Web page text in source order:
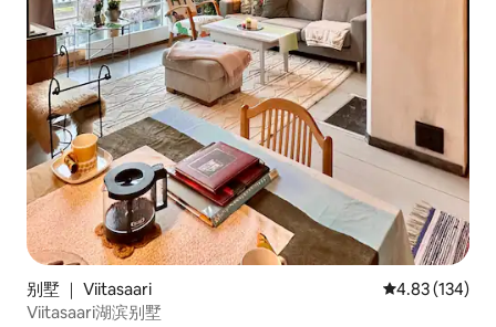
别墅 ｜ Viitasaari 平均评分 4.83
4.83 (134)
Viitasaari湖滨别墅